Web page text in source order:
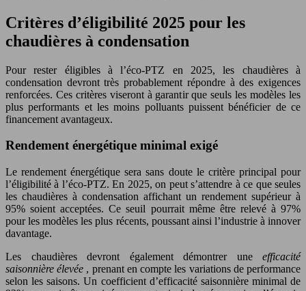
Critères d’éligibilité 2025 pour les
chaudières à condensation
Pour rester éligibles à l’éco-PTZ en 2025, les chaudières à
condensation devront très probablement répondre à des exigences
renforcées. Ces critères viseront à garantir que seuls les modèles les
plus performants et les moins polluants puissent bénéficier de ce
financement avantageux.
Rendement énergétique minimal exigé
Le rendement énergétique sera sans doute le critère principal pour
l’éligibilité à l’éco-PTZ. En 2025, on peut s’attendre à ce que seules
les chaudières à condensation affichant un rendement supérieur à
95% soient acceptées. Ce seuil pourrait même être relevé à 97%
pour les modèles les plus récents, poussant ainsi l’industrie à innover
davantage.
Les chaudières devront également démontrer une efficacité
saisonnière élevée , prenant en compte les variations de performance
selon les saisons. Un coefficient d’efficacité saisonnière minimal de